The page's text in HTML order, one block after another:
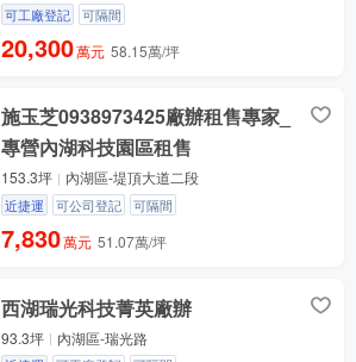
可工廠登記 可隔間
20,300萬元 58.15萬/坪
施玉芝0938973425廠辦租售專家_
專營內湖科技園區租售
153.3坪 內湖區-堤頂大道二段
近捷運 可公司登記 可隔間
7,830萬元 51.07萬/坪
西湖瑞光科技菁英廠辦
93.3坪 內湖區-瑞光路